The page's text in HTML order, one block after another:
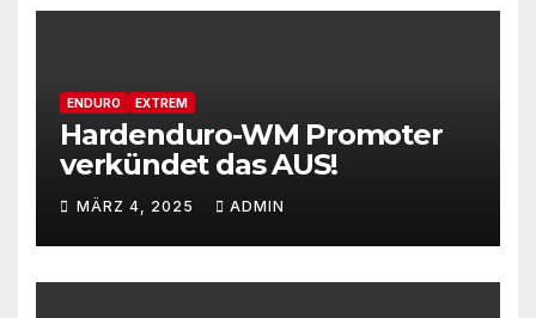
ENDURO EXTREM
Hardenduro-WM Promoter
verkündet das AUS!
MÄRZ 4, 2025 ADMIN